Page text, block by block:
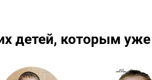
детей, которым
Подробнее